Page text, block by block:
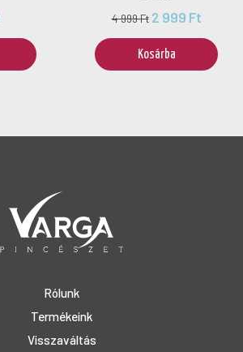
4 999 Ft 2 999 Ft
Kosárba
Rólunk
Termékeink
Visszaváltás